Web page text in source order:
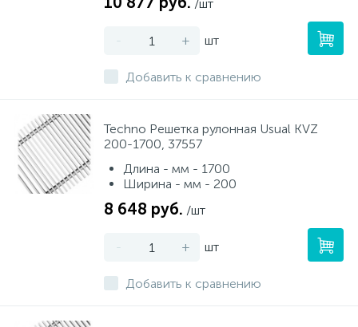
/шт
- + шт
Добавить к сравнению
Techno Решетка рулонная Usual KVZ
200-1700, 37557
Длина - мм - 1700
Ширина - мм - 200
8 648 руб. /шт
- + шт
Добавить к сравнению